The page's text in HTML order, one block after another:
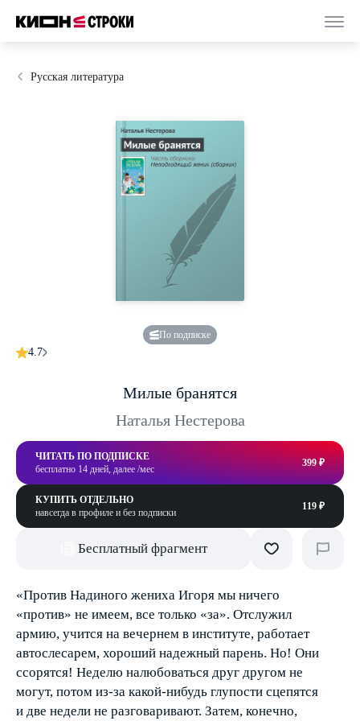
Русская литература
По подписке
4.7
Милые бранятся
Наталья Нестерова
ЧИТАТЬ ПО ПОДПИСКЕ
бесплатно 14 дней, далее /мес
399 ₽
КУПИТЬ ОТДЕЛЬНО
навсегда в профиле и без подписки
119 ₽
Бесплатный фрагмент
«Против Надиного жениха Игоря мы ничего
«против» не имеем, все только «за». Отслужил
армию, учится на вечернем в институте, работает
автослесарем, хороший надежный парень. Но! Они
ссорятся! Неделю налюбоваться друг другом не
могут, потом из-за какой-нибудь глупости сцепятся
и две недели не разговаривают. Затем, конечно,